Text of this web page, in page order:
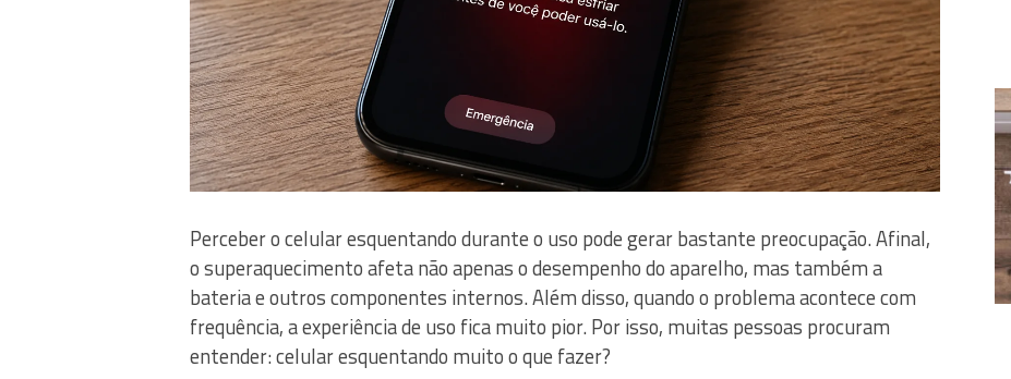
Perceber o celular esquentando durante o uso pode gerar bastante preocupação. Afinal,
o superaquecimento afeta não apenas o desempenho do aparelho, mas também a
bateria e outros componentes internos. Além disso, quando o problema acontece com
frequência, a experiência de uso fica muito pior. Por isso, muitas pessoas procuram
entender: celular esquentando muito o que fazer?